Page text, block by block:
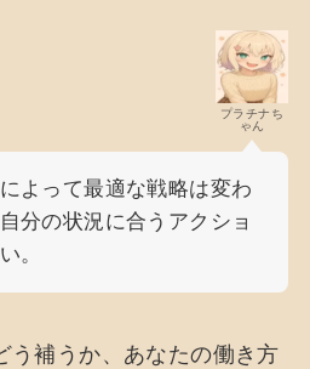
プラチナち
ゃん
よって最適な戦略は変わ
分の状況に合うアクショ
。
う補うか、あなたの働き方